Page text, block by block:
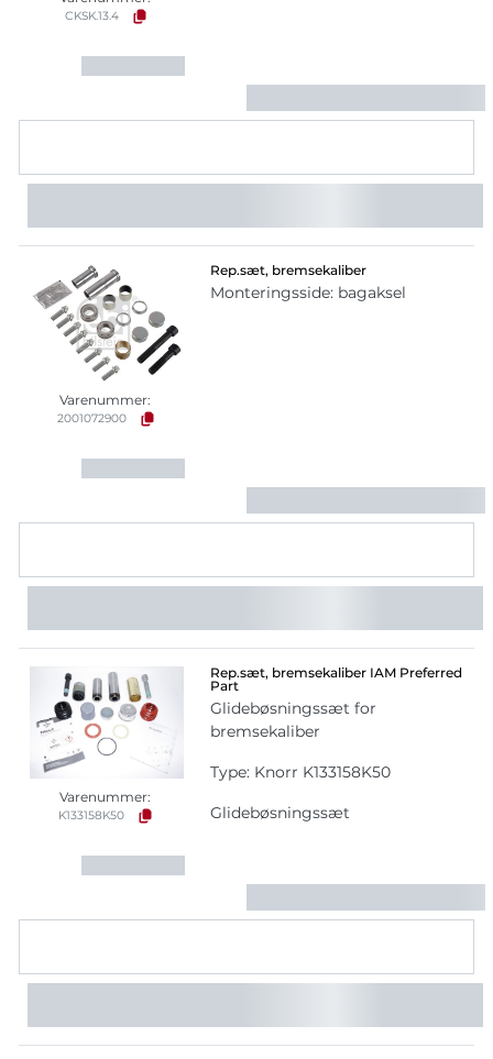
CKSK.13.4
Varenummer:
2001072900
Rep.sæt, bremsekaliber
Monteringsside: bagaksel
Varenummer:
K133158K50
Rep.sæt, bremsekaliber IAM Preferred
Part
Glidebøsningssæt for
bremsekaliber
Type: Knorr K133158K50
Glidebøsningssæt